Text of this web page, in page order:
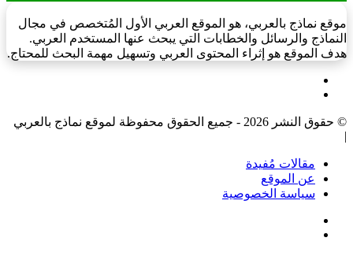
موقع نماذج بالعربي، هو الموقع العربي الأول المُتخصص في مجال
النماذج والرسائل والخطابات التي يبحث عنها المستخدم العربي.
هدف الموقع هو إثراء المحتوى العربي وتسهيل مهمة البحث للمحتاج.
© حقوق النشر 2026 - جميع الحقوق محفوظة لموقع نماذج بالعربي
|
مقالات مُفيدة
عن الموقع
سياسة الخصوصية